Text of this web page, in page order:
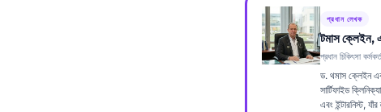
প্রধান লেখক
টমাস ক্লেইন,
প্রধান চিকিৎসা
ড. থমাস ক্লেইন
সার্টিফাইড
এবং ইন্টারনিস্ট, যাঁর